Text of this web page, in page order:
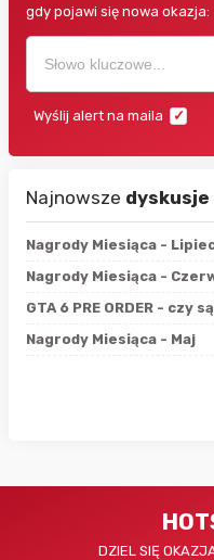
gdy pojawi się nowa okazja:
Wyślij alert na maila
Najnowsze dyskusje
Nagrody Miesiąca -
Nagrody Miesiąca -
GTA 6 PRE ORDER - czy
Nagrody Miesiąca - Maj
DZIEL SIĘ